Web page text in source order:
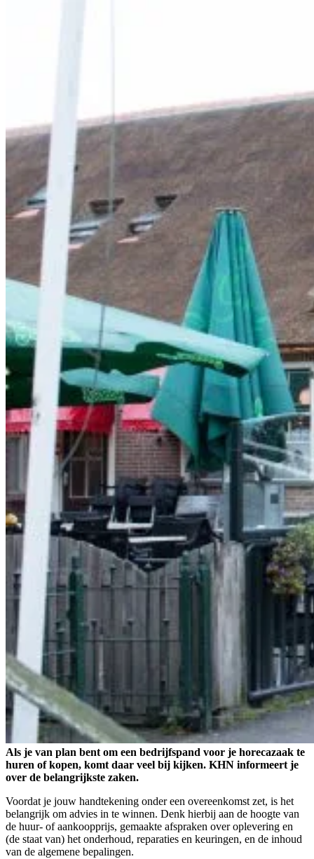
Als je van plan bent om een bedrijfspand voor je horecazaak te
huren of kopen, komt daar veel bij kijken. KHN informeert je
over de belangrijkste zaken.
Voordat je jouw handtekening onder een overeenkomst zet, is het
belangrijk om advies in te winnen. Denk hierbij aan de hoogte van
de huur- of aankoopprijs, gemaakte afspraken over oplevering en
(de staat van) het onderhoud, reparaties en keuringen, en de inhoud
van de algemene bepalingen.